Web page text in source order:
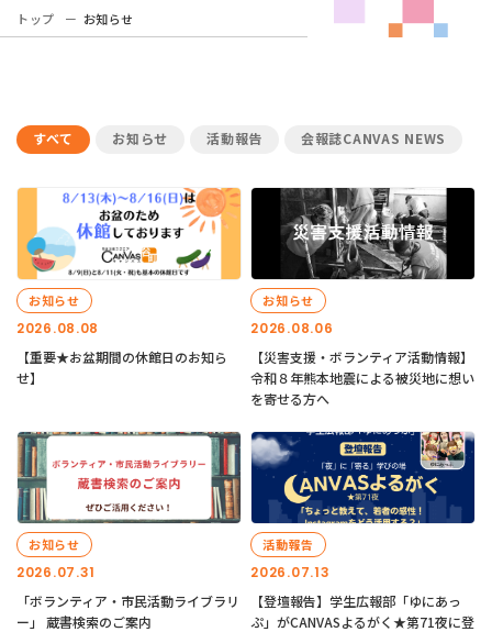
トップ お知らせ
すべて お知らせ 活動報告 会報誌CANVAS NEWS
2026.08.08
お知らせ
【重要★お盆期間の休館日のお知ら
せ】
2026.08.06
お知らせ
【災害支援・ボランティア活動情報】
令和８年熊本地震による被災地に想い
を寄せる方へ
2026.07.31
お知らせ
「ボランティア・市民活動ライブラリ
ー」 蔵書検索のご案内
2026.07.13
活動報告
【登壇報告】学生広報部「ゆにあっ
ぷ」がCANVASよるがく★第71夜に登